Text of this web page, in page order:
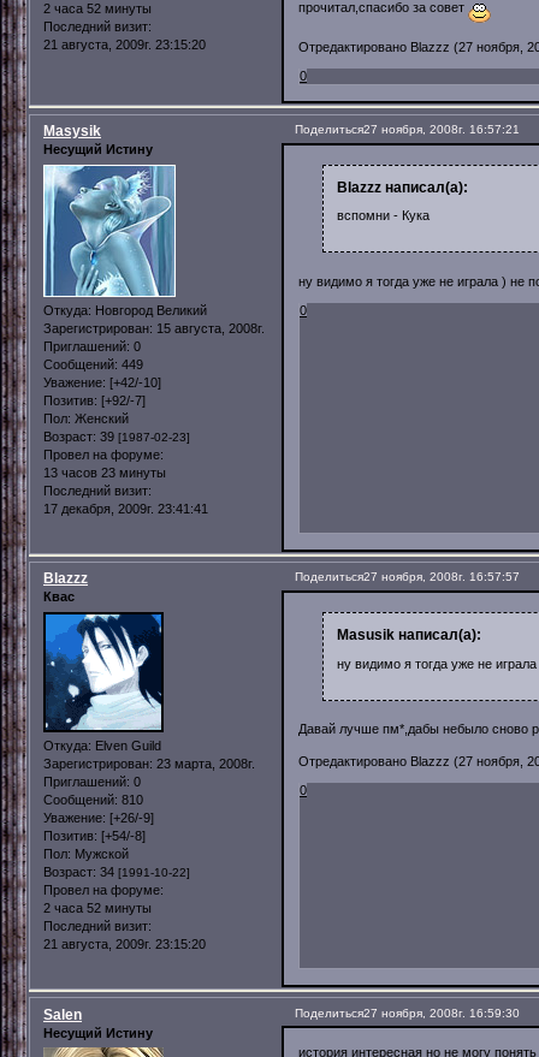
2 часа 52 минуты
Последний визит:
21 августа, 2009г. 23:15:20
прочитал,спасибо за совет
Отредактировано Blazzz (27 ноября,
0
Поделиться27 ноября, 2008г. 16:57:21
Masysik
Несущий Истину
Откуда: Новгород Великий
Зарегистрирован: 15 августа, 2008г.
Приглашений: 0
Сообщений: 449
Уважение: [+42/-10]
Позитив: [+92/-7]
Пол: Женский
Возраст: 39 [1987-02-23]
Провел на форуме:
13 часов 23 минуты
Последний визит:
17 декабря, 2009г. 23:41:41
Blazzz написал(а):
вспомни - Кука
ну видимо я тогда уже не играла ) не
0
Поделиться27 ноября, 2008г. 16:57:57
Blazzz
Квас
Откуда: Elven Guild
Зарегистрирован: 23 марта, 2008г.
Приглашений: 0
Сообщений: 810
Уважение: [+26/-9]
Позитив: [+54/-8]
Пол: Мужской
Возраст: 34 [1991-10-22]
Провел на форуме:
2 часа 52 минуты
Последний визит:
21 августа, 2009г. 23:15:20
Masusik написал(а):
ну видимо я тогда уже не
Давай лучше пм*,дабы небыло сново
Отредактировано Blazzz (27 ноября,
0
Поделиться27 ноября, 2008г. 16:59:30
Salen
Несущий Истину
история интересная но не могу